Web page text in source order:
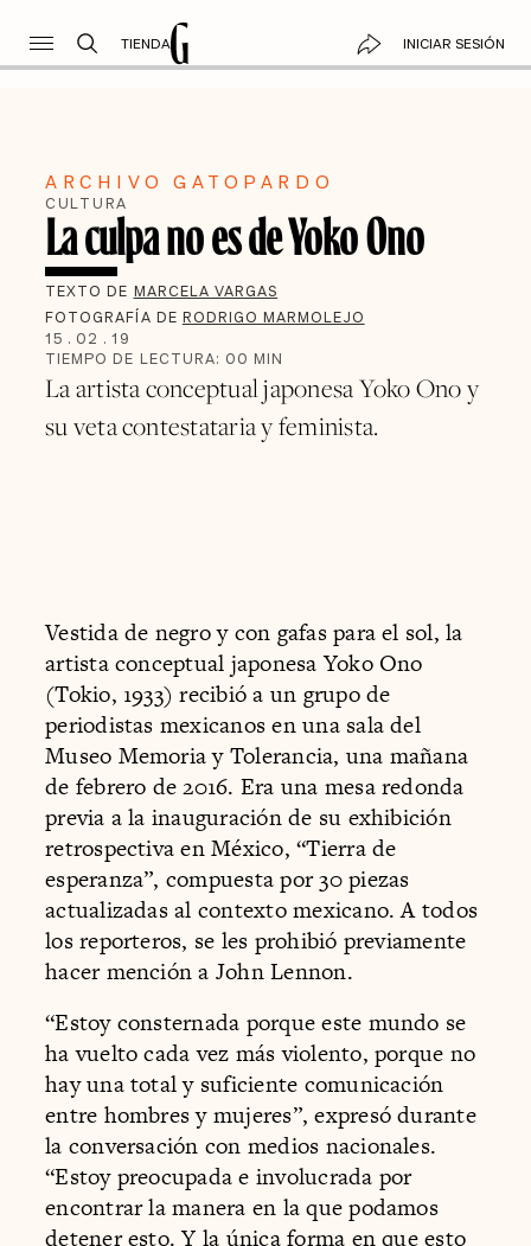
TIENDA INICIAR SESIÓN
ARCHIVO GATOPARDO
CULTURA
La culpa no es de Yoko Ono
TEXTO DE MARCELA VARGAS
FOTOGRAFÍA DE RODRIGO MARMOLEJO
15 . 02 . 19
TIEMPO DE LECTURA: 00 MIN
La artista conceptual japonesa Yoko Ono y
su veta contestataria y feminista.
Vestida de negro y con gafas para el sol, la
artista conceptual japonesa Yoko Ono
(Tokio, 1933) recibió a un grupo de
periodistas mexicanos en una sala del
Museo Memoria y Tolerancia, una mañana
de febrero de 2016. Era una mesa redonda
previa a la inauguración de su exhibición
retrospectiva en México, “Tierra de
esperanza”, compuesta por 30 piezas
actualizadas al contexto mexicano. A todos
los reporteros, se les prohibió previamente
hacer mención a John Lennon.
“Estoy consternada porque este mundo se
ha vuelto cada vez más violento, porque no
hay una total y suficiente comunicación
entre hombres y mujeres”, expresó durante
la conversación con medios nacionales.
“Estoy preocupada e involucrada por
encontrar la manera en la que podamos
detener esto. Y la única forma en que esto